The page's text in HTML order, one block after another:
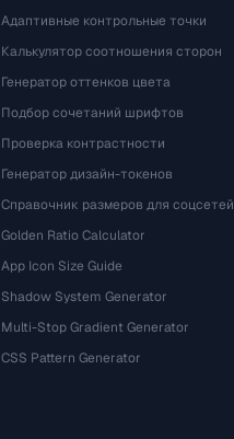
Адаптивные контрольные точки
Калькулятор соотношения сторон
Генератор оттенков цвета
Подбор сочетаний шрифтов
Проверка контрастности
Генератор дизайн-токенов
Справочник размеров для соцсетей
Golden Ratio Calculator
App Icon Size Guide
Shadow System Generator
Multi-Stop Gradient Generator
CSS Pattern Generator